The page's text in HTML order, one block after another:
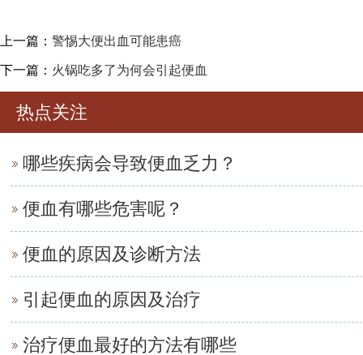
上一篇： 警惕大便出血可能患癌
下一篇： 火锅吃多了为何会引起便血
热点关注
哪些疾病会导致便血乏力？
便血有哪些危害呢？
便血的原因及诊断方法
引起便血的原因及治疗
治疗便血最好的方法有哪些